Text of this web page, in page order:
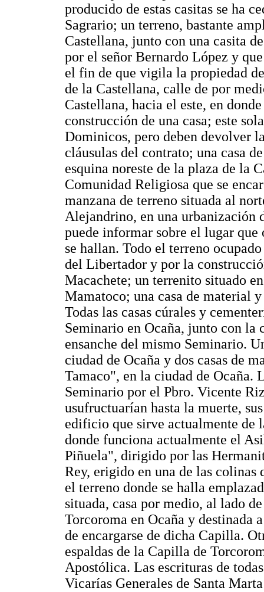
producido de estas casitas se ha
Sagrario; un terreno, bastante
Castellana, junto con una casita
por el señor Bernardo López y
el fin de que vigila la propiedad
de la Castellana, calle de por
Castellana, hacia el este, en
construcción de una casa; este
Dominicos, pero deben devolver
cláusulas del contrato; una casa
esquina noreste de la plaza de la
Comunidad Religiosa que se
manzana de terreno situada al
Alejandrino, en una urbanización
puede informar sobre el lugar que
se hallan. Todo el terreno
del Libertador y por la
Macachete; un terrenito situado
Mamatoco; una casa de material
Todas las casas cúrales y
Seminario en Ocaña, junto con la
ensanche del mismo Seminario.
ciudad de Ocaña y dos casas de
Tamaco", en la ciudad de Ocaña.
Seminario por el Pbro. Vicente
usufructuarían hasta la muerte,
edificio que sirve actualmente de
donde funciona actualmente el
Piñuela", dirigido por las
Rey, erigido en una de las
el terreno donde se halla
situada, casa por medio, al lado
Torcoroma en Ocaña y destinada
de encargarse de dicha Capilla.
espaldas de la Capilla de
Apostólica. Las escrituras de
Vicarías Generales de Santa